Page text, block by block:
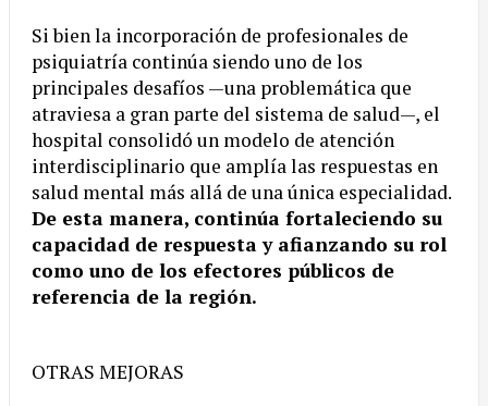
Si bien la incorporación de profesionales de
psiquiatría continúa siendo uno de los
principales desafíos —una problemática que
atraviesa a gran parte del sistema de salud—, el
hospital consolidó un modelo de atención
interdisciplinario que amplía las respuestas en
salud mental más allá de una única especialidad.
De esta manera, continúa fortaleciendo su
capacidad de respuesta y afianzando su rol
como uno de los efectores públicos de
referencia de la región.
OTRAS MEJORAS